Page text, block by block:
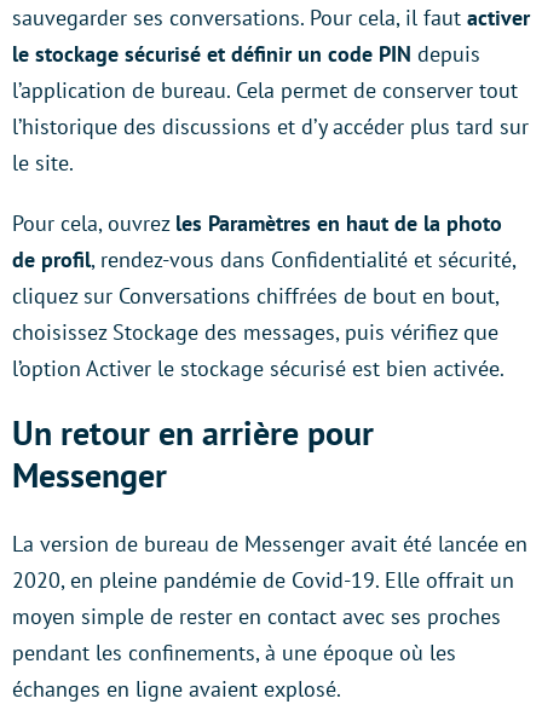
sauvegarder ses conversations. Pour cela, il faut activer
le stockage sécurisé et définir un code PIN depuis
l’application de bureau. Cela permet de conserver tout
l’historique des discussions et d’y accéder plus tard sur
le site.
Pour cela, ouvrez les Paramètres en haut de la photo
de profil, rendez-vous dans Confidentialité et sécurité,
cliquez sur Conversations chiffrées de bout en bout,
choisissez Stockage des messages, puis vérifiez que
l’option Activer le stockage sécurisé est bien activée.
Un retour en arrière pour
Messenger
La version de bureau de Messenger avait été lancée en
2020, en pleine pandémie de Covid-19. Elle offrait un
moyen simple de rester en contact avec ses proches
pendant les confinements, à une époque où les
échanges en ligne avaient explosé.